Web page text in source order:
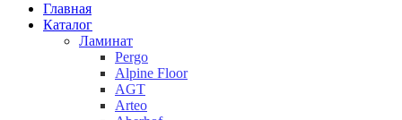
Главная
Каталог
Ламинат
Pergo
Alpine Floor
AGT
Arteo